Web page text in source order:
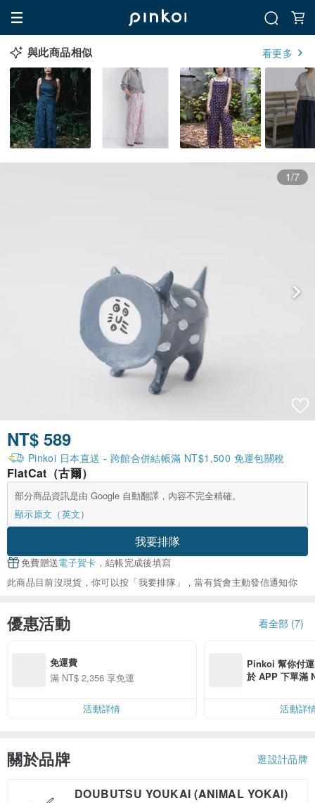
與此商品相似 看更多
1/7
NT$ 589
Pinkoi 日本直送 - 跨館合併結帳滿 NT$1,500 免運包關稅
FlatCat（古爾）
部分商品資訊是由 Google 自動翻譯，內容不完全精確。
顯示原文（英文）
我要排隊
免費贈送電子賀卡 ，結帳完成後填寫
此商品目前沒現貨，你可以按「我要排隊」，當有貨會主動發信通知你
優惠活動 看全部 (7)
免運費
滿 NT$ 2,356 享免運
活動詳情
Pinkoi 幫你付
於 APP 下單滿
活動詳
關於品牌 逛設計品牌
DOUBUTSU YOUKAI (ANIMAL YOKAI)